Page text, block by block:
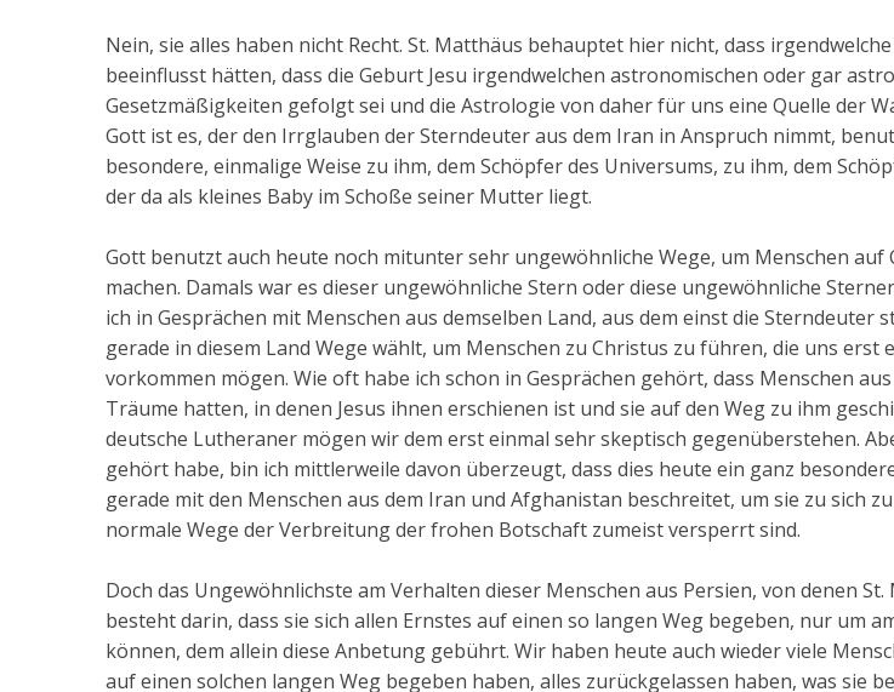
Nein, sie alles haben nicht Recht. St. Matthäus behauptet hier nicht, dass
beeinflusst hätten, dass die Geburt Jesu irgendwelchen astronomischen oder gar
Gesetzmäßigkeiten gefolgt sei und die Astrologie von daher für uns eine Quelle der
Gott ist es, der den Irrglauben der Sterndeuter aus dem Iran in Anspruch nimmt,
besondere, einmalige Weise zu ihm, dem Schöpfer des Universums, zu ihm, dem
der da als kleines Baby im Schoße seiner Mutter liegt.
Gott benutzt auch heute noch mitunter sehr ungewöhnliche Wege, um Menschen auf
machen. Damals war es dieser ungewöhnliche Stern oder diese ungewöhnliche
ich in Gesprächen mit Menschen aus demselben Land, aus dem einst die Sterndeuter
gerade in diesem Land Wege wählt, um Menschen zu Christus zu führen, die uns erst
vorkommen mögen. Wie oft habe ich schon in Gesprächen gehört, dass Menschen
Träume hatten, in denen Jesus ihnen erschienen ist und sie auf den Weg zu ihm
deutsche Lutheraner mögen wir dem erst einmal sehr skeptisch gegenüberstehen.
gehört habe, bin ich mittlerweile davon überzeugt, dass dies heute ein ganz
gerade mit den Menschen aus dem Iran und Afghanistan beschreitet, um sie zu sich
normale Wege der Verbreitung der frohen Botschaft zumeist versperrt sind.
Doch das Ungewöhnlichste am Verhalten dieser Menschen aus Persien, von denen
besteht darin, dass sie sich allen Ernstes auf einen so langen Weg begeben, nur um
können, dem allein diese Anbetung gebührt. Wir haben heute auch wieder viele
auf einen solchen langen Weg begeben haben, alles zurückgelassen haben, was sie